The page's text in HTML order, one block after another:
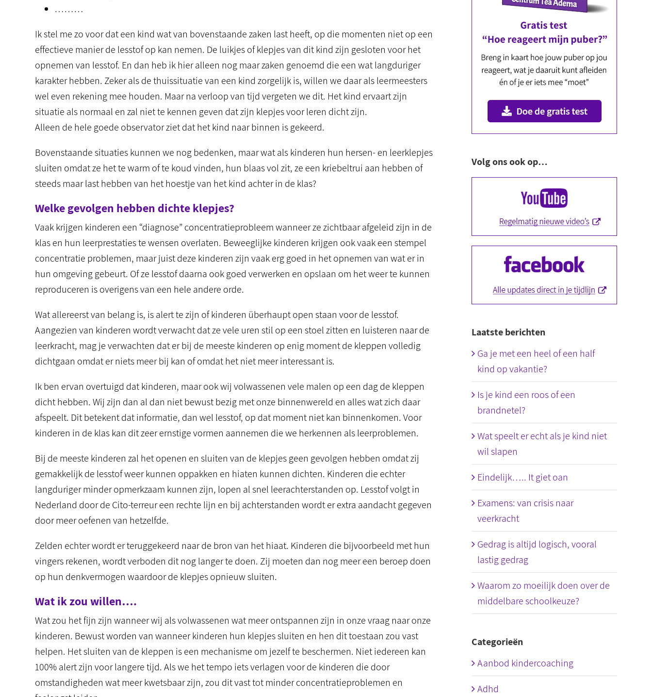
………
Ik stel me zo voor dat een kind wat van bovenstaande zaken last heeft, op die momenten niet op een
effectieve manier de lesstof op kan nemen. De luikjes of klepjes van dit kind zijn gesloten voor het
opnemen van lesstof. En dan heb ik hier alleen nog maar zaken genoemd die een wat langduriger
karakter hebben. Zeker als de thuissituatie van een kind zorgelijk is, willen we daar als leermeesters
wel even rekening mee houden. Maar na verloop van tijd vergeten we dit. Het kind ervaart zijn
situatie als normaal en zal niet te kennen geven dat zijn klepjes voor leren dicht zijn.
Alleen de hele goede observator ziet dat het kind naar binnen is gekeerd.
Bovenstaande situaties kunnen we nog bedenken, maar wat als kinderen hun hersen- en leerklepjes
sluiten omdat ze het te warm of te koud vinden, hun blaas vol zit, ze een kriebeltrui aan hebben of
steeds maar last hebben van het hoestje van het kind achter in de klas?
Welke gevolgen hebben dichte klepjes?
Vaak krijgen kinderen een “diagnose” concentratieprobleem wanneer ze zichtbaar afgeleid zijn in de
klas en hun leerprestaties te wensen overlaten. Beweeglijke kinderen krijgen ook vaak een stempel
concentratie problemen, maar juist deze kinderen zijn vaak erg goed in het opnemen van wat er in
hun omgeving gebeurt. Of ze lesstof daarna ook goed verwerken en opslaan om het weer te kunnen
reproduceren is overigens van een hele andere orde.
Wat allereerst van belang is, is alert te zijn of kinderen überhaupt open staan voor de lesstof.
Aangezien van kinderen wordt verwacht dat ze vele uren stil op een stoel zitten en luisteren naar de
leerkracht, mag je verwachten dat er bij de meeste kinderen op enig moment de kleppen volledig
dichtgaan omdat er niets meer bij kan of omdat het niet meer interessant is.
Ik ben ervan overtuigd dat kinderen, maar ook wij volwassenen vele malen op een dag de kleppen
dicht hebben. Wij zijn dan al dan niet bewust bezig met onze binnenwereld en alles wat zich daar
afspeelt. Dit betekent dat informatie, dan wel lesstof, op dat moment niet kan binnenkomen. Voor
kinderen in de klas kan dit zeer ernstige vormen aannemen die we herkennen als leerproblemen.
Bij de meeste kinderen zal het openen en sluiten van de klepjes geen gevolgen hebben omdat zij
gemakkelijk de lesstof weer kunnen oppakken en hiaten kunnen dichten. Kinderen die echter
langduriger minder opmerkzaam kunnen zijn, lopen al snel leerachterstanden op. Lesstof volgt in
Nederland door de Cito-terreur een rechte lijn en bij achterstanden wordt er extra aandacht gegeven
door meer oefenen van hetzelfde.
Zelden echter wordt er teruggekeerd naar de bron van het hiaat. Kinderen die bijvoorbeeld met hun
vingers rekenen, wordt verboden dit nog langer te doen. Zij moeten dan nog meer een beroep doen
op hun denkvermogen waardoor de klepjes opnieuw sluiten.
Wat ik zou willen….
Wat zou het fijn zijn wanneer wij als volwassenen wat meer ontspannen zijn in onze vraag naar onze
kinderen. Bewust worden van wanneer kinderen hun klepjes sluiten en hen dit toestaan zou vast
helpen. Het sluiten van de kleppen is een mechanisme om jezelf te beschermen. Niet iedereen kan
100% alert zijn voor langere tijd. Als we het tempo iets verlagen voor de kinderen die door
omstandigheden wat meer kwetsbaar zijn, zou dit vast tot minder concentratieproblemen en
Volg ons ook op…
Laatste berichten
Ga je met een heel of een half
kind op vakantie?
Is je kind een roos of een
brandnetel?
Wat speelt er echt als je kind niet
wil slapen
Eindelijk….. It giet oan
Examens: van crisis naar
veerkracht
Gedrag is altijd logisch, vooral
lastig gedrag
Waarom zo moeilijk doen over de
middelbare schoolkeuze?
Categorieën
Aanbod kindercoaching
Adhd